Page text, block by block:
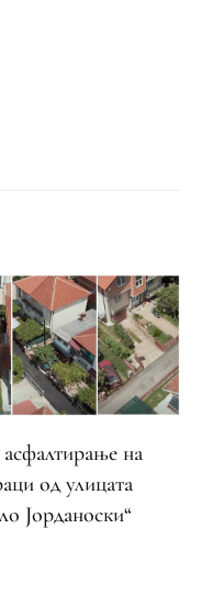
на
од улицата
Јорданоски“